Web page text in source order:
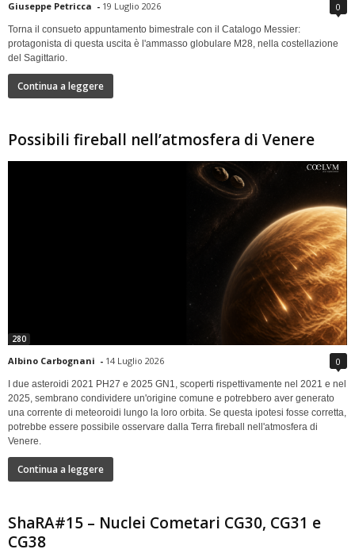
Giuseppe Petricca - 19 Luglio 2026 0
Torna il consueto appuntamento bimestrale con il Catalogo Messier:
protagonista di questa uscita è l'ammasso globulare M28, nella costellazione
del Sagittario.
Continua a leggere
Possibili fireball nell’atmosfera di Venere
280
Albino Carbognani - 14 Luglio 2026 0
I due asteroidi 2021 PH27 e 2025 GN1, scoperti rispettivamente nel 2021 e nel
2025, sembrano condividere un'origine comune e potrebbero aver generato
una corrente di meteoroidi lungo la loro orbita. Se questa ipotesi fosse corretta,
potrebbe essere possibile osservare dalla Terra fireball nell'atmosfera di
Venere.
Continua a leggere
ShaRA#15 – Nuclei Cometari CG30, CG31 e
CG38